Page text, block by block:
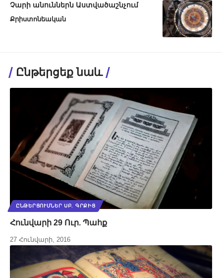
Չարի անուններն Աստվածաշնչում
Քրիստոնեական
Ընթերցեք նաև
ԸՆԹԵՐՑՈՒՄՆԵՐ ՍԲ. ԳՐՔԻՑ
Հունվարի 29 Ուր. Պահք
27 Հունվարի, 2016